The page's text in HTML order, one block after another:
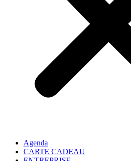
Agenda
CARTE CADEAU